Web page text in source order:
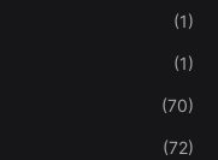
(1)
(1)
(70)
(72)